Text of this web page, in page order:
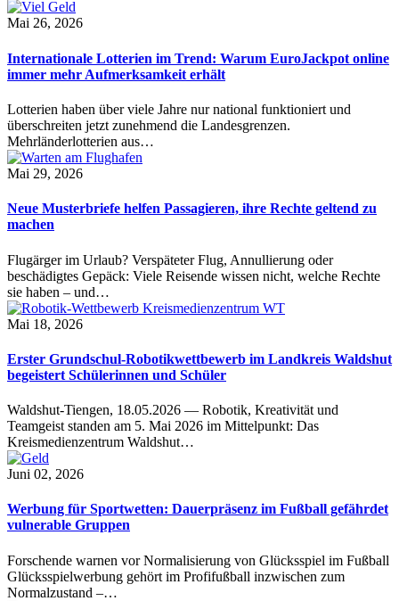
Mai 26, 2026
Internationale Lotterien im Trend: Warum EuroJackpot online
immer mehr Aufmerksamkeit erhält
Lotterien haben über viele Jahre nur national funktioniert und
überschreiten jetzt zunehmend die Landesgrenzen.
Mehrländerlotterien aus…
Mai 29, 2026
Neue Musterbriefe helfen Passagieren, ihre Rechte geltend zu
machen
Flugärger im Urlaub? Verspäteter Flug, Annullierung oder
beschädigtes Gepäck: Viele Reisende wissen nicht, welche Rechte
sie haben – und…
Mai 18, 2026
Erster Grundschul-Robotikwettbewerb im Landkreis Waldshut
begeistert Schülerinnen und Schüler
Waldshut-Tiengen, 18.05.2026 — Robotik, Kreativität und
Teamgeist standen am 5. Mai 2026 im Mittelpunkt: Das
Kreismedienzentrum Waldshut…
Juni 02, 2026
Werbung für Sportwetten: Dauerpräsenz im Fußball gefährdet
vulnerable Gruppen
Forschende warnen vor Normalisierung von Glücksspiel im Fußball
Glücksspielwerbung gehört im Profifußball inzwischen zum
Normalzustand –…